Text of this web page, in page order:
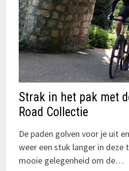
Strak in het pak met
Road Collectie
De paden golven voor je uit
weer een stuk langer in deze
mooie gelegenheid om de…